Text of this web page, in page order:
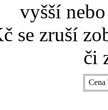
vyšší
se zruší
či